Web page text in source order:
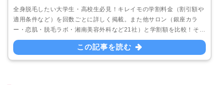
全身脱毛したい大学生・高校生必見！キレイモの学割料金（割引額や
適用条件など）を回数ごとに詳しく掲載。また他サロン（銀座カラ
ー・恋肌・脱毛ラボ・湘南美容外科など21社）と学割額を比較！その
上で「なぜ、キレイモの学割が1番お得なのか？」を解説。
この記事を読む